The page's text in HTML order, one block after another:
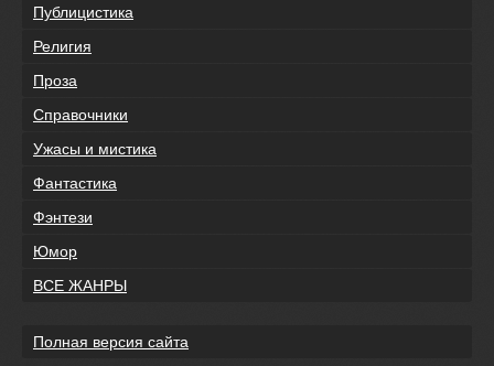
Публицистика
Религия
Проза
Справочники
Ужасы и мистика
Фантастика
Фэнтези
Юмор
ВСЕ ЖАНРЫ
Полная версия сайта